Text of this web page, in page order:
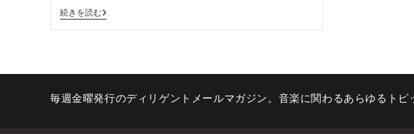
続きを読む
毎週金曜発行のディリゲントメールマガジン。音楽に関わるあらゆるトピ